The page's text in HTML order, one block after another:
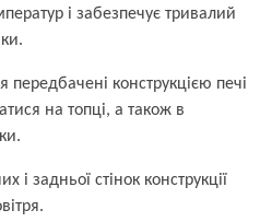
і забезпечує тривалий
конструкцією печі
на топці, а також в
і задньої стінок конструкції